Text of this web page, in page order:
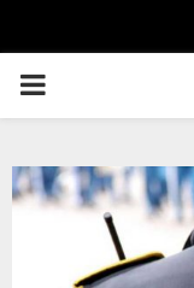
PRIMARY